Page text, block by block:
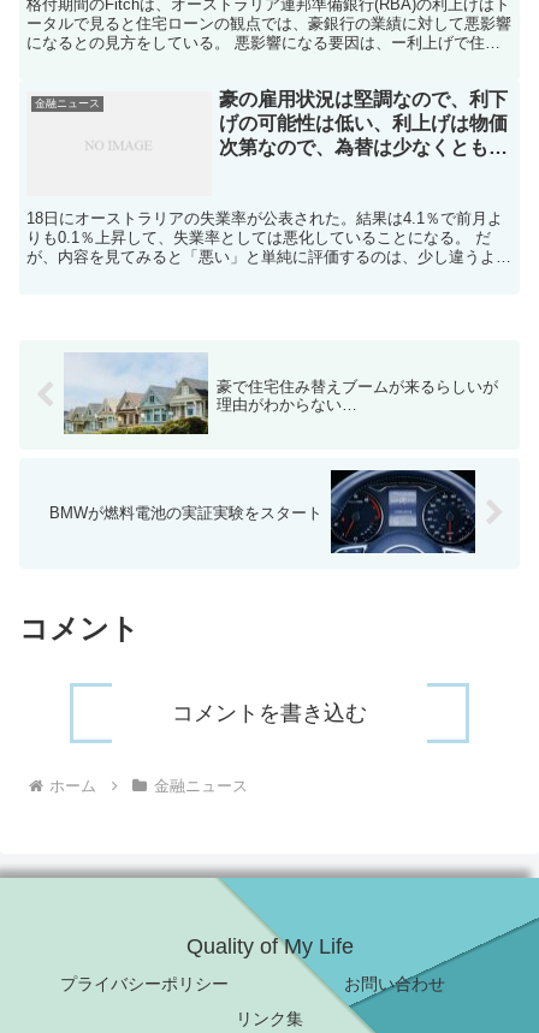
格付期間のFitchは、オーストラリア連邦準備銀行(RBA)の利上げはト
ータルで見ると住宅ローンの観点では、豪銀行の業績に対して悪影響
になるとの見方をしている。 悪影響になる要因は、ー利上げで住宅
金融ニュース
豪の雇用状況は堅調なので、利下
げの可能性は低い、利上げは物価
次第なので、為替は少なくとも円
18日にオーストラリアの失業率が公表された。結果は4.1％で前月よ
りも0.1％上昇して、失業率としては悪化していることになる。 だ
が、内容を見てみると「悪い」と単純に評価するのは、少し違うよう
豪で住宅住み替えブームが来るらしいが
理由がわからない…
BMWが燃料電池の実証実験をスタート
コメント
コメントを書き込む
ホーム 金融ニュース
Quality of My Life
プライバシーポリシー
お問い合わせ
リンク集